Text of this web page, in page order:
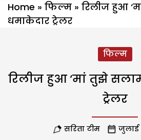
Home » फिल्म » रिलीज हुआ
धमाकेदार ट्रेलर
फिल्म
रिलीज हुआ ‘मां तुझे
ट्रेलर
सरिता टीम जुलाई